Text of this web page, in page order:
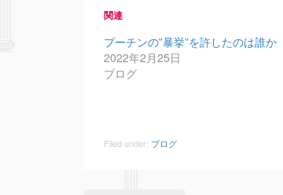
関連
プーチンの”暴挙”を許したのは誰か
2022年2月25日
ブログ
Filed under: ブログ